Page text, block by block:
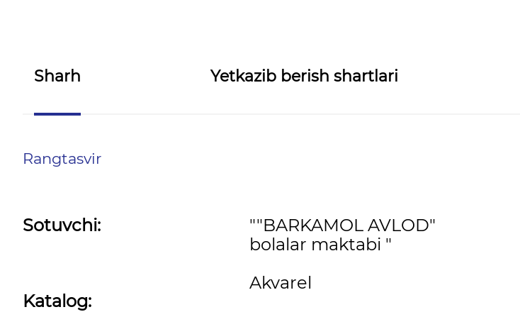
Sharh Yetkazib berish shartlari
Rangtasvir
Sotuvchi:
Katalog:
""BARKAMOL AVLOD"
bolalar maktabi "
Akvarel